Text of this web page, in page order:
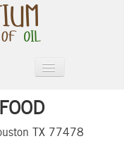
Oli del Lazio
Assaggio dell'olio
TX 77478